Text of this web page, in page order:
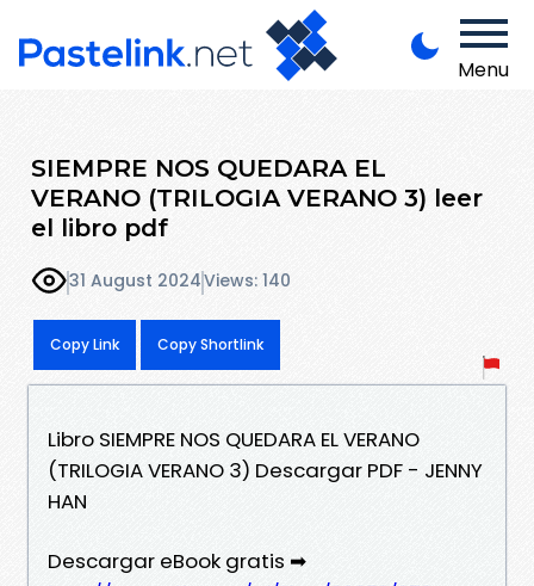
Menu
SIEMPRE NOS QUEDARA EL
VERANO (TRILOGIA VERANO 3) leer
el libro pdf
31 August 2024Views: 140
Copy Link Copy Shortlink
Libro SIEMPRE NOS QUEDARA EL VERANO
(TRILOGIA VERANO 3) Descargar PDF - JENNY
HAN
Descargar eBook gratis ➡